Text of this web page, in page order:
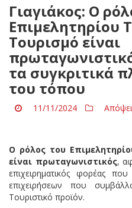
Γιαγιάκος: Ο
Επιμελητηρίου
Τουρισμό είναι
τα συγκριτικά
του τόπου
11/11/2024
Ο ρόλος του
είναι πρωταγωνιστικός,
επιχειρηματικός φορέας
επιχειρήσεων που
Τουριστικό προϊόν.